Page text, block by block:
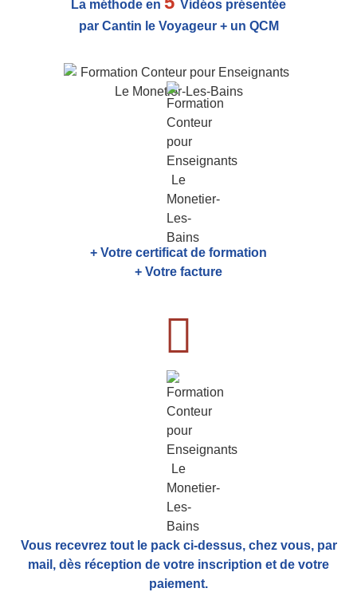
La méthode en
Vidéos présentée
par Cantin le Voyageur + un QCM
+ Votre certificat de formation
+ Votre facture
Vous recevrez tout le pack ci-dessus, chez vous, par
mail, dès réception de votre inscription et de votre
paiement.